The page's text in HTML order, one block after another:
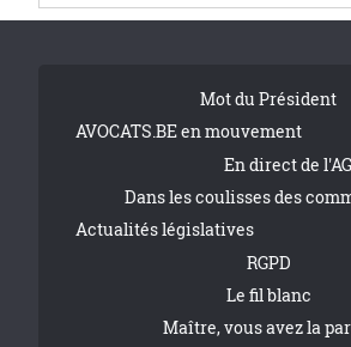
Tribune FooterMot du Président
AVOCATS.BE en mouvement
En direct de l'AG
Dans les coulisses des
Actualités législatives
RGPD
Le fil blanc
Maître, vous avez la